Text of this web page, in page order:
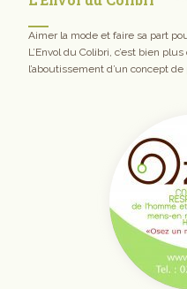
Aimer la mode et faire sa part
L’Envol du Colibri, c’est bien
l’aboutissement d’un concept